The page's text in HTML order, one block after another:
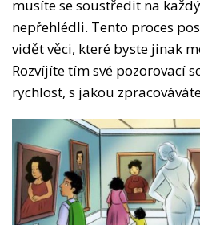
musíte se soustředit na
nepřehlédli. Tento proces
vidět věci, které byste jinak
Rozvíjíte tím své pozorovací
rychlost, s jakou